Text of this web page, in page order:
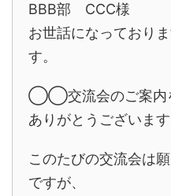
BBB部 CCC様
お世話になってお
す。
◯◯交流会のご案内
ありがとうございます
このたびの交流会は
ですが、